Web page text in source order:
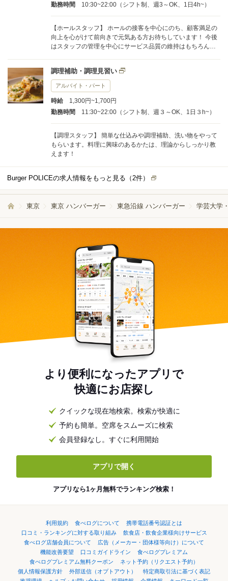
勤務時間
10:30~22:00（シフト制、週3～OK、1日4h~）
【ホールスタッフ】 ホールの接客を中心にのち、顧客満足の
向上を心がけて前向きで元気ある方お待ちしています！ 今後
はスタッフの管理を中心にサービス品質の維持はもちろん店
調理補助・調理見習い
アルバイト・パート
時給
1,300円~1,700円
勤務時間
11:30~22:00（シフト制、週３～OK、1日３h~）
【調理スタッフ】 簡単な仕込みや調理補助、洗い物をやって
もらいます。料理に興味のあるかたは、理論からしっかり教
えます！
Burger POLICEの求人情報をもっと見る（2件）
東京 東京 ハンバーガー 東急沿線 ハンバーガー 学芸大学
より便利になったアプリで
快適にお店探し
クイックな現在地検索。検索が快適に
予約も簡単。空席をスムーズに検索
会員登録なし。すぐに利用開始
アプリで開く
アプリなら1ヶ月無料でランキング検索！
利用規約 食べログについて
携帯電話番号認証とは
口コミ・ランキングに対する取り組み
飲食店・飲食企業様向けサービス
食べログ店舗会員について
広告（メーカー・団体様等向け）について
機能改善要望
口コミガイドライン
食べログプレミアム
食べログプレミアム無料クーポン
ネット予約（リクエスト予約）
個人情報保護方針
外部送信（オプトアウト）
特定商取引法に基づく表記